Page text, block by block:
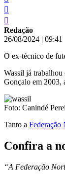
Redação
26/08/2024 | 09:41
O ex-técnico de
Wassil já trabalhou
Gonçalo em 2003,
Foto: Canindé
Tanto a Federação
Confira a
“A Federação